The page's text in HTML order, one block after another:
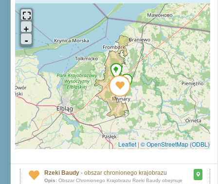
Leaflet | © OpenStreetMap (ODBL)
Rzeki Baudy - obszar chronionego krajobrazu
Opis: Obszar Chronionego Krajobrazu Rzeki Baudy obejmuje